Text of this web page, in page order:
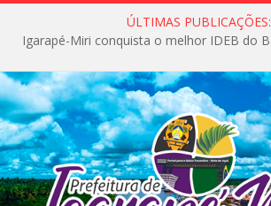
ÚLTIMAS PUBLICAÇÕES: